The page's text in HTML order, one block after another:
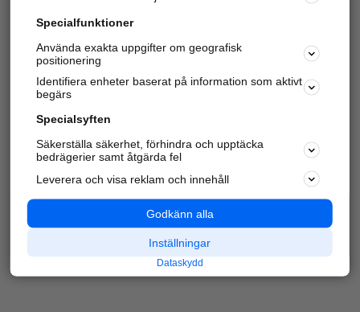
Varje vecka besöker du och4 miljoner
andra
härliga användare oss för att hitta rätt lokal
information om företag, privatpersoner och
platser.
Specialfunktioner
Använda exakta uppgifter om geografisk
positionering
Identifiera enheter baserat på information som aktivt
begärs
Specialsyften
Säkerställa säkerhet, förhindra och upptäcka
bedrägerier samt åtgärda fel
Leverera och visa reklam och innehåll
Godkänn alla
Inställningar
Dataskydd